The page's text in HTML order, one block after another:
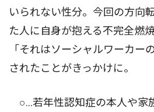
いられない性分。今回の方向
た人に自身が抱える不完全燃
「それはソーシャルワーカー
されたことがきっかけに。
○…若年性認知症の本人や家